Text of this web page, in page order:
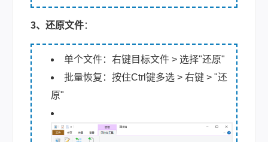
3、还原文件：
单个文件：右键目标文件 > 选择"还原"
批量恢复：按住Ctrl键多选 > 右键 > "还
原"